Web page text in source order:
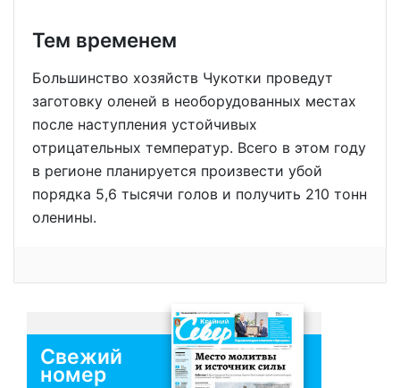
Тем временем
Большинство хозяйств Чукотки проведут
заготовку оленей в необорудованных местах
после наступления устойчивых
отрицательных температур. Всего в этом году
в регионе планируется произвести убой
порядка 5,6 тысячи голов и получить 210 тонн
оленины.
Свежий
номер